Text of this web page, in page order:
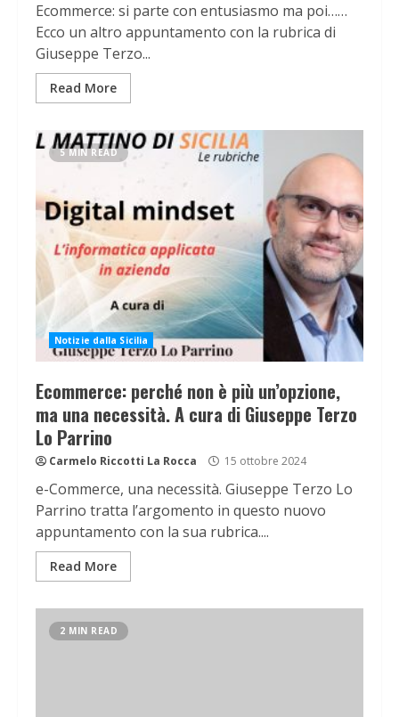
Ecommerce: si parte con entusiasmo ma poi……
Ecco un altro appuntamento con la rubrica di
Giuseppe Terzo...
Read More
5 MIN READ
Notizie dalla Sicilia
Ecommerce: perché non è più un’opzione,
ma una necessità. A cura di Giuseppe Terzo
Lo Parrino
Carmelo Riccotti La Rocca 15 ottobre 2024
e-Commerce, una necessità. Giuseppe Terzo Lo
Parrino tratta l’argomento in questo nuovo
appuntamento con la sua rubrica....
Read More
2 MIN READ